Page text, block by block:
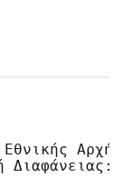
Διαφάνειας: